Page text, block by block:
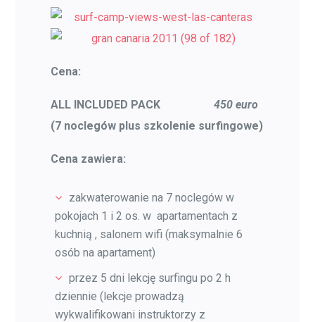
Cena:
ALL INCLUDED PACK450 euro
(7 noclegów plus szkolenie surfingowe)
Cena zawiera:
zakwaterowanie na 7 noclegów w
pokojach 1 i 2 os. w apartamentach z
kuchnią , salonem wifi (maksymalnie 6
osób na apartament)
przez 5 dni lekcję surfingu po 2 h
dziennie (lekcje prowadzą
wykwalifikowani instruktorzy z